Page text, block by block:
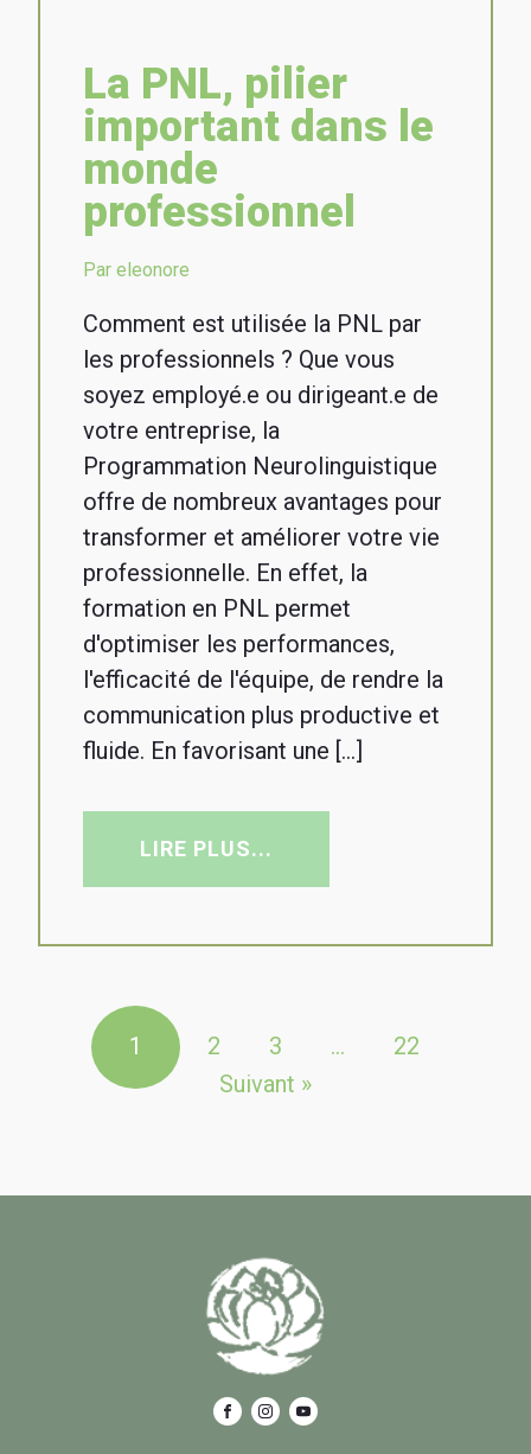
La PNL, pilier
important dans le
monde
professionnel
Par eleonore
Comment est utilisée la PNL par
les professionnels ? Que vous
soyez employé.e ou dirigeant.e de
votre entreprise, la
Programmation Neurolinguistique
offre de nombreux avantages pour
transformer et améliorer votre vie
professionnelle. En effet, la
formation en PNL permet
d'optimiser les performances,
l'efficacité de l'équipe, de rendre la
communication plus productive et
fluide. En favorisant une […]
LIRE PLUS...
1 2 3 …
22
Suivant »